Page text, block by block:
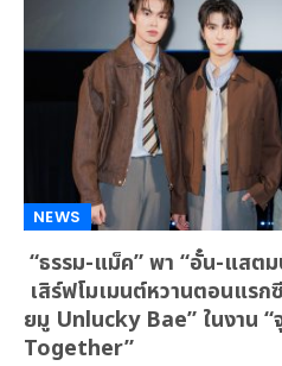
NEWS
“ธรรม-แม็ค” พา “อั๋น-แสต
เสิร์ฟโมเมนต์หวานตอนแรก
ยมู Unlucky Bae” ในงาน
Together”